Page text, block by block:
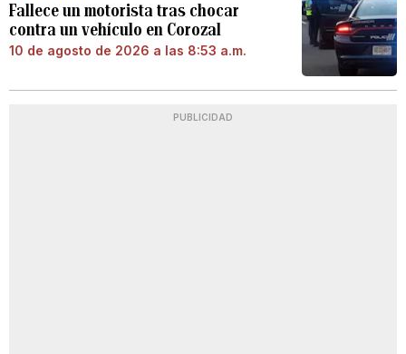
Fallece un motorista tras chocar
contra un vehículo en Corozal
10 de agosto de 2026 a las 8:53 a.m.
PUBLICIDAD